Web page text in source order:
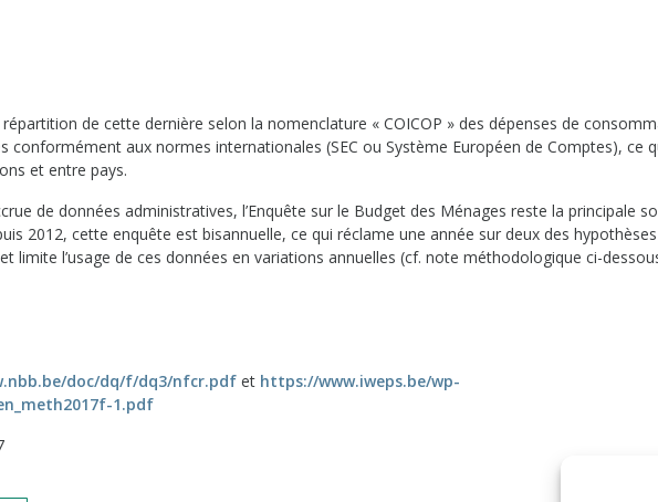
de cette dernière selon la nomenclature « COICOP » des dépenses de
conformément aux normes internationales (SEC ou Système Européen de Comptes), ce
et entre pays.
de données administratives, l’Enquête sur le Budget des Ménages reste la principale
2012, cette enquête est bisannuelle, ce qui réclame une année sur deux des
limite l’usage de ces données en variations annuelles (cf. note méthodologique ci-
doc/dq/f/dq3/nfcr.pdf et https://www.iweps.be/wp-
1.pdf